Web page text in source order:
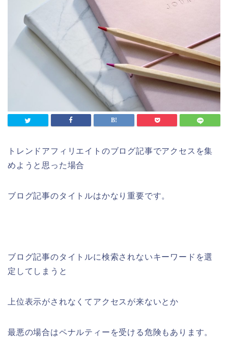
トレンドアフィリエイトのブログ記事でアクセスを集
めようと思った場合
ブログ記事のタイトルはかなり重要です。
ブログ記事のタイトルに検索されないキーワードを選
定してしまうと
上位表示がされなくてアクセスが来ないとか
最悪の場合はペナルティーを受ける危険もあります。